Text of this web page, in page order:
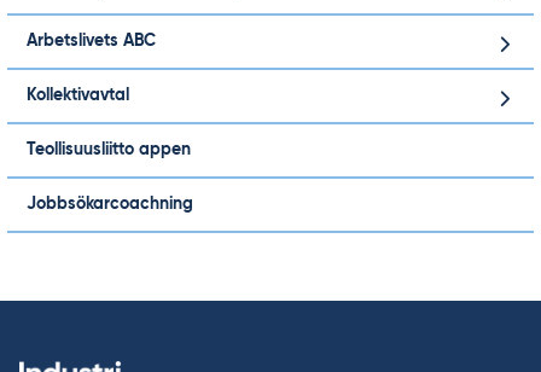
Arbetslivets ABC
Kollektivavtal
Teollisuusliitto appen
Jobbsökarcoachning